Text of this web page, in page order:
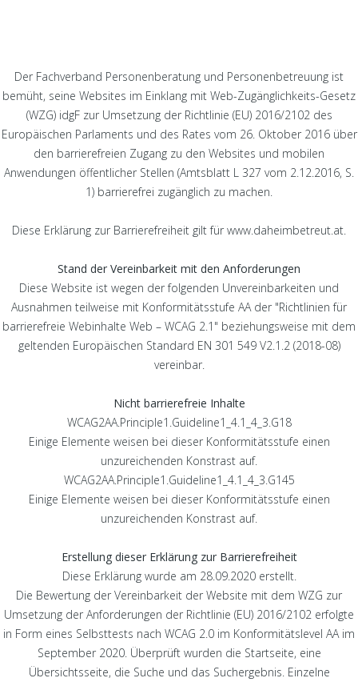
Der Fachverband Personenberatung und Personenbetreuung ist
bemüht, seine Websites im Einklang mit Web-Zugänglichkeits-Gesetz
(WZG) idgFzur Umsetzung der Richtlinie (EU) 2016/2102 des
Europäischen Parlaments und des Rates vom 26. Oktober 2016 über
den barrierefreien Zugang zu den Websites und mobilen
Anwendungen öffentlicher Stellen (Amtsblatt L 327 vom 2.12.2016, S.
1) barrierefrei zugänglich zu machen.
Diese Erklärung zur Barrierefreiheit gilt für www.daheimbetreut.at.
Stand der Vereinbarkeit mit den Anforderungen
Diese Website ist wegen der folgenden Unvereinbarkeiten und
Ausnahmen teilweise mit Konformitätsstufe AA der "Richtlinien für
barrierefreie Webinhalte Web – WCAG 2.1 " beziehungsweise mit dem
geltenden Europäischen Standard EN 301 549 V2.1.2 (2018-08)
vereinbar.
Nicht barrierefreie Inhalte
WCAG2AA.Principle1.Guideline1_4.1_4_3.G18
Einige Elemente weisen bei dieser Konformitätsstufe einen
unzureichenden Konstrast auf.
WCAG2AA.Principle1.Guideline1_4.1_4_3.G145
Einige Elemente weisen bei dieser Konformitätsstufe einen
unzureichenden Konstrast auf.
Erstellung dieser Erklärung zur Barrierefreiheit
Diese Erklärung wurde am 28.09.2020 erstellt.
Die Bewertung der Vereinbarkeit der Website mit dem WZG zur
Umsetzung der Anforderungen der Richtlinie (EU) 2016/2102 erfolgte
in Form eines Selbsttests nach WCAG 2.0 im Konformitätslevel AA im
September 2020. Überprüft wurden die Startseite, eine
Übersichtsseite, die Suche und das Suchergebnis. Einzelne